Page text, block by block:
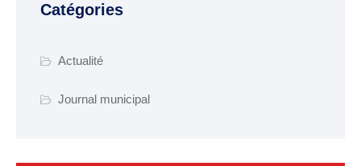
Catégories
Actualité
Journal municipal